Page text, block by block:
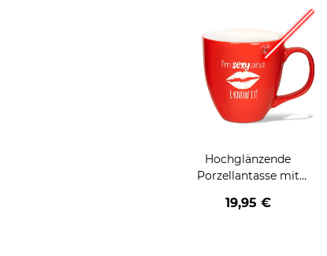
Hochglänzende
Porzellantasse mit
Jumbotasse - I'm sexy -
19,95 €